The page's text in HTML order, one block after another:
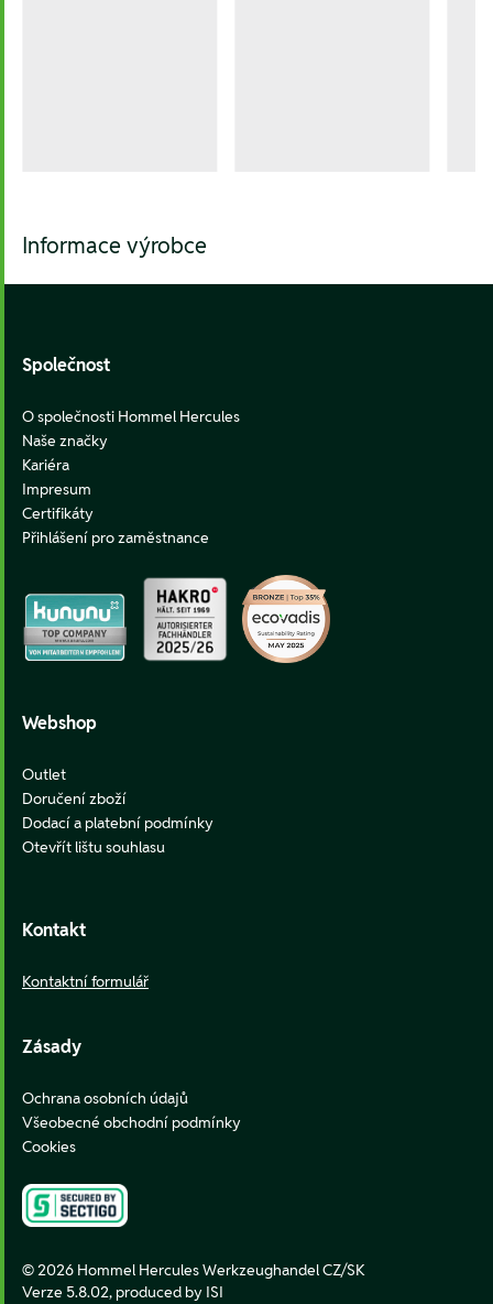
Informace výrobce
Společnost
O společnosti Hommel Hercules
Naše značky
Kariéra
Impresum
Certifikáty
Přihlášení pro zaměstnance
Webshop
Outlet
Doručení zboží
Dodací a platební podmínky
Otevřít lištu souhlasu
Kontakt
Kontaktní formulář
Zásady
Ochrana osobních údajů
Všeobecné obchodní podmínky
Cookies
© 2026 Hommel Hercules Werkzeughandel CZ/SK
Verze 5.8.02, produced by ISI